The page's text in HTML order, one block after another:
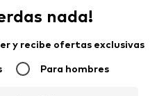
nada!
y recibe ofertas exclusivas
Para hombres